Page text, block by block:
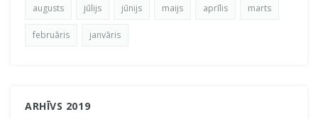
augusts jūlijs jūnijs maijs aprīlis marts
februāris janvāris
ARHĪVS 2019